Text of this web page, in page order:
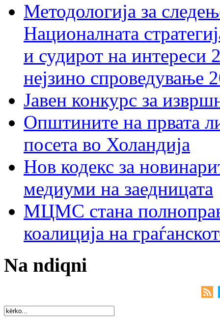
Методологија за
Националната
и судирот на интереси
нејзино спроведување
Јавен конкурс за
Општините на првата
посета во Холандија
Нов кодекс за
медиуми на заедницата
МЦМС стана
коалиција на
Na ndiqni